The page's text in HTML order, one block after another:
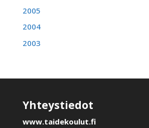
2005
2004
2003
Yhteystiedot
www.taidekoulut.fi